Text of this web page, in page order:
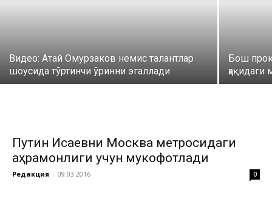
Видео: Атай Омурзаков немис талантлар
шоусида тўртинчи ўринни эгаллади
Бош
Путин Исаевни Москва метросидаги
қаҳрамонлиги учун мукофотлади
Редакция - 09.03.2016 0